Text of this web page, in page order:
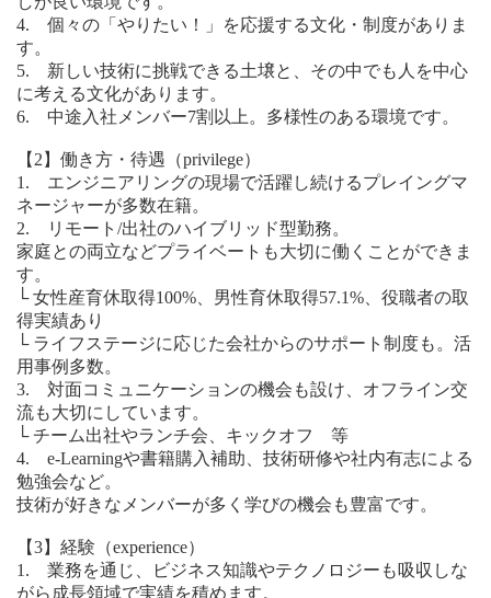
4. 個々の「やりたい！」を応援する文化・制度がありま
す。
5. 新しい技術に挑戦できる土壌と、その中でも人を中心
に考える文化があります。
6. 中途入社メンバー7割以上。多様性のある環境です。
【2】働き方・待遇（privilege）
1. エンジニアリングの現場で活躍し続けるプレイングマ
ネージャーが多数在籍。
2. リモート/出社のハイブリッド型勤務。
家庭との両立などプライベートも大切に働くことができま
す。
└ 女性産育休取得100%、男性育休取得57.1%、役職者の取
得実績あり
└ ライフステージに応じた会社からのサポート制度も。活
用事例多数。
3. 対面コミュニケーションの機会も設け、オフライン交
流も大切にしています。
└ チーム出社やランチ会、キックオフ 等
4. e-Learningや書籍購入補助、技術研修や社内有志による
勉強会など。
技術が好きなメンバーが多く学びの機会も豊富です。
【3】経験（experience）
1. 業務を通じ、ビジネス知識やテクノロジーも吸収しな
がら成長領域で実績を積めます。